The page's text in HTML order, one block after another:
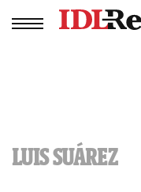
LUIS SUÁREZ